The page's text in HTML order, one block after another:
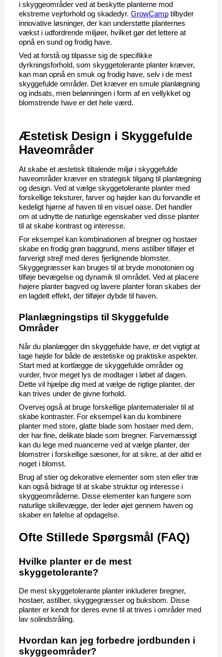
i skyggeområder ved at beskytte planterne mod
ekstreme vejrforhold og skadedyr. GrowCamp tilbyder
innovative løsninger, der kan understøtte planternes
vækst i udfordrende miljøer, hvilket gør det lettere at
opnå en sund og frodig have.
Ved at forstå og tilpasse sig de specifikke
dyrkningsforhold, som skyggetolerante planter kræver,
kan man opnå en smuk og frodig have, selv i de mest
skyggefulde områder. Det kræver en smule planlægning
og indsats, men belønningen i form af en vellykket og
blomstrende have er det hele værd.
Æstetisk Design i Skyggefulde
Haveområder
At skabe et æstetisk tiltalende miljø i skyggefulde
haveområder kræver en strategisk tilgang til planlægning
og design. Ved at vælge skyggetolerante planter med
forskellige teksturer, farver og højder kan du forvandle et
kedeligt hjørne af haven til en visuel oase. Det handler
om at udnytte de naturlige egenskaber ved disse planter
til at skabe kontrast og interesse.
For eksempel kan kombinationen af bregner og hostaer
skabe en frodig grøn baggrund, mens astilber tilføjer et
farverigt strejf med deres fjerlignende blomster.
Skyggegræsser kan bruges til at bryde monotonien og
tilføje bevægelse og dynamik til området. Ved at placere
højere planter bagved og lavere planter foran skabes der
en lagdelt effekt, der tilføjer dybde til haven.
Planlægningstips til Skyggefulde
Områder
Når du planlægger din skyggefulde have, er det vigtigt at
tage højde for både de æstetiske og praktiske aspekter.
Start med at kortlægge de skyggefulde områder og
vurder, hvor meget lys de modtager i løbet af dagen.
Dette vil hjælpe dig med at vælge de rigtige planter, der
kan trives under de givne forhold.
Overvej også at bruge forskellige plantematerialer til at
skabe kontraster. For eksempel kan du kombinere
planter med store, glatte blade som hostaer med dem,
der har fine, delikate blade som bregner. Farvemæssigt
kan du lege med nuancerne ved at vælge planter, der
blomstrer i forskellige sæsoner, for at sikre, at der altid er
noget i blomst.
Brug af stier og dekorative elementer som sten eller træ
kan også bidrage til at skabe struktur og interesse i
skyggeområderne. Disse elementer kan fungere som
naturlige skillevægge, der leder øjet gennem haven og
skaber en følelse af opdagelse.
Ofte Stillede Spørgsmål (FAQ)
Hvilke planter er de mest
skyggetolerante?
De mest skyggetolerante planter inkluderer bregner,
hostaer, astilber, skyggegræsser og buksbom. Disse
planter er kendt for deres evne til at trives i områder med
lav solindstråling.
Hvordan kan jeg forbedre jordbunden i
skyggeområder?